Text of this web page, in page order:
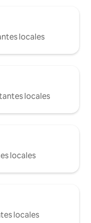
locales
locales
locales
locales